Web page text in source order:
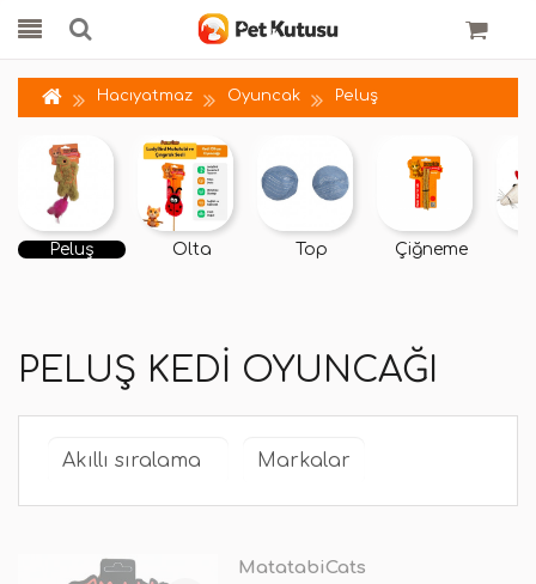
Hacıyatmaz Oyuncak Peluş
Peluş Olta Top Çiğneme
PELUŞ KEDI OYUNCAĞI
MatatabiCats